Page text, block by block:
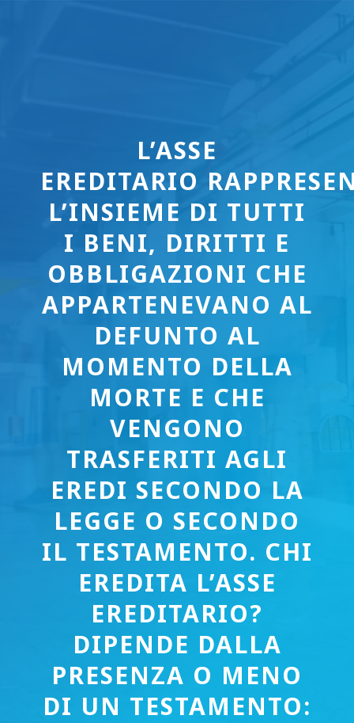
L’ASSE
EREDITARIO
L’INSIEME DI TUTTI
I BENI, DIRITTI E
OBBLIGAZIONI CHE
APPARTENEVANO AL
DEFUNTO AL
MOMENTO DELLA
MORTE E CHE
VENGONO
TRASFERITI AGLI
EREDI SECONDO LA
LEGGE O SECONDO
IL TESTAMENTO. CHI
EREDITA L’ASSE
EREDITARIO?
DIPENDE DALLA
PRESENZA O MENO
DI UN TESTAMENTO: